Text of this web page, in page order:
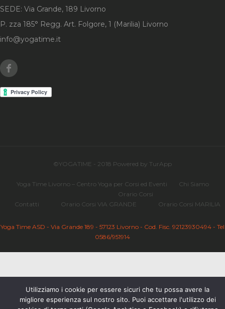
SEDE: Via Grande, 189 Livorno
P. zza 185° Regg. Art. Folgore, 1 (Marilia) Livorno
info@yogatime.it
©YOGATIME - 2018 Powered by TurApp
Yoga Time Livorno – Centro Yoga per Corsi ed Eventi Chi Siamo
Contatti
Orario Corsi
Orario Corsi VIA GRANDE
Orario Corsi MARILIA
Yoga Time ASD - Via Grande 189 - 57123 Livorno - Cod. Fisc. 92123930494 - Tel
0586/951914
Utilizziamo i cookie per essere sicuri che tu possa avere la
migliore esperienza sul nostro sito. Puoi accettare l'utilizzo dei